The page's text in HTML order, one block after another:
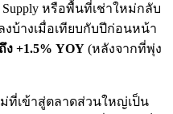
หรือพื้นที่เช่าใหม่กลับ
บ้างเมื่อเทียบกับปีก่อนหน้า
ง +1.5% YOY (หลังจากที่พุ่ง
ที่เข้าสู่ตลาดส่วนใหญ่เป็น